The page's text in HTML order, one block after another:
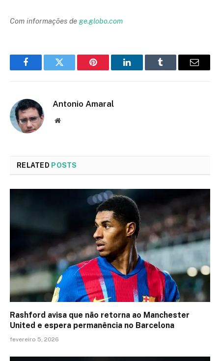
Com informações de ge.globo.com
FacebookTwitter Pinterest LinkedInTumblr Email
Antonio Amaral
Website
RELATED POSTS
Rashford avisa que não retorna ao Manchester
United e espera permanência no Barcelona
fevereiro 5, 2026